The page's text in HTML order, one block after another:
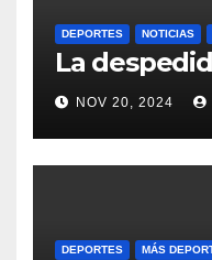
DEPORTES NOTICIAS
La
NOV 20, 2024
DEPORTES MÁS